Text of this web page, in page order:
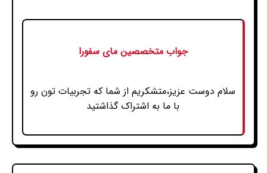
جواب متخصصین مای سفورا
سلام دوست عزیز،متشکریم از شما که تجربیات تون رو
با ما به اشتراک گذاشتید